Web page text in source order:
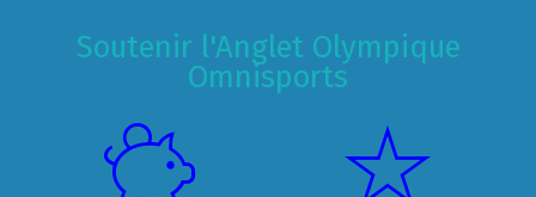
Soutenir l'Anglet Olympique
Omnisports